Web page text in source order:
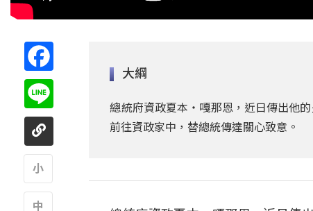
大綱
總統府資政夏本‧嘎那恩，近日傳出他
前往資政家中，替總統傳達關心致意。